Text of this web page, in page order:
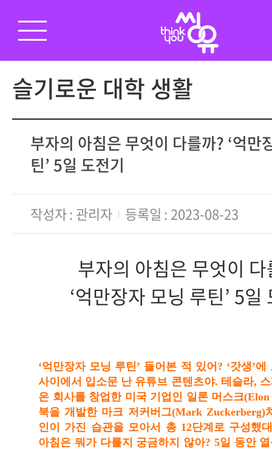
슬기로운 대학 생활
부자의 아침은 무엇이 다를까? ‘억만
틴’ 5일 도전기
작성자 관리자 등록일 2023-08-23
부자의 아침은 무엇이
‘억만장자 모닝 루틴’ 5일
‘억만장자 모닝 루틴’ 들어본 적 있어? ‘갓생’
사이에서 입소문 난 유튜브 콘텐츠야. 테슬라,
은 회사를 창업한 미국 기업인 일론 머스크
북을 개발한 마크 저커버그(Mark Zuckerberg)
인이 가진 습관을 모아서 총 12단계로 구성했
아침은 뭐가 다를지 궁금하지 않아? 5일 동안